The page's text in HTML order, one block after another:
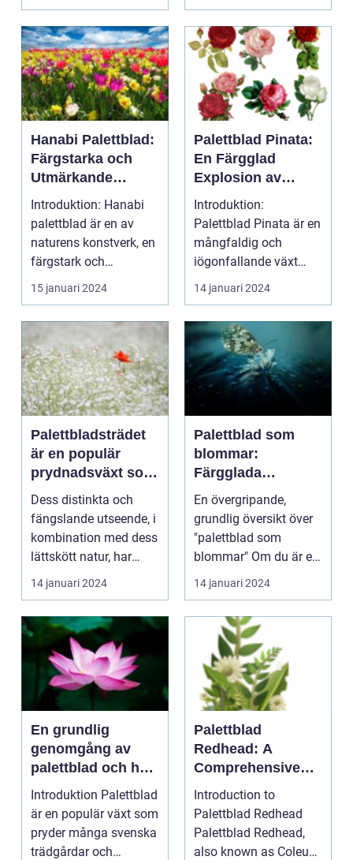
Hanabi Palettblad:
Färgstarka och
Utmärkande
Växter för att Ljusa
upp Ditt Hem
Introduktion: Hanabi
palettblad är en av
naturens konstverk, en
färgstark och
mångsidig växt som
bli...
15 januari 2024
Palettblad Pinata:
En Färgglad
Explosion av
Skönhet och
Kreativitet
Introduktion:
Palettblad Pinata är en
mångfaldig och
iögonfallande växt
som har blivit alltmer
popul...
14 januari 2024
Palettbladsträdet
är en populär
prydnadsväxt som
har blivit alltmer
eftertraktad de
senaste åren
Dess distinkta och
fängslande utseende, i
kombination med dess
lättskött natur, har
gjort det till e...
14 januari 2024
Palettblad som
blommar:
Färgglada
prydnadsväxter
som sätter färg på
ditt hem
En övergripande,
grundlig översikt över
"palettblad som
blommar" Om du är en
blommästare eller
bara...
14 januari 2024
En grundlig
genomgång av
palettblad och hur
man klipper ner
dem för bästa
resultat
Introduktion Palettblad
är en populär växt som
pryder många svenska
trädgårdar och
Palettblad
Redhead: A
Comprehensive
Guide
Introduction to
Palettblad Redhead
Palettblad Redhead,
also known as Coleus